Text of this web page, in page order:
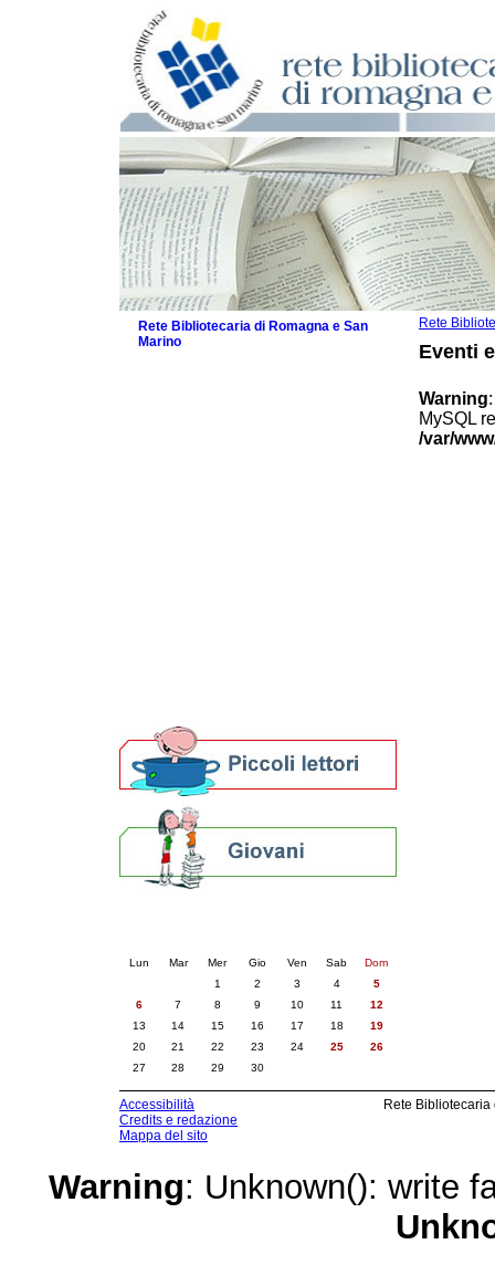
Rete
Eventi
Warning
MySQL
/var/
Rete Bibliotecaria di Romagna e San
Marino
Lun Mar Mer Gio Ven Sab
Dom
1
2 3 4
5
6
7 8 9 10 11
12
13
14 15 16 17 18
19
20
21 22 23 24 25
26
27
28 29 30
Accessibilità
Credits e redazione
Mappa del sito
Rete
Warning: Unknown(): write